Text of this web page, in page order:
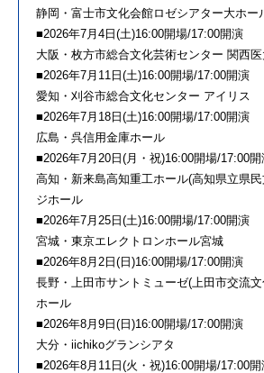
静岡・富士市文化会館ロゼシアター大ホー
■2026年7月4日(土)16:00開場/17:00開演
大阪・枚方市総合文化芸術センター 関西
■2026年7月11日(土)16:00開場/17:00開演
愛知・刈谷市総合文化センター アイリス
■2026年7月18日(土)16:00開場/17:00開演
広島・呉信用金庫ホール
■2026年7月20日(月・祝)16:00開場/17:00開
高知・新来島高知重工ホール(高知県立県
ジホール
■2026年7月25日(土)16:00開場/17:00開演
宮城・東京エレクトロンホール宮城
■2026年8月2日(日)16:00開場/17:00開演
長野・上田市サントミューゼ(上田市交流
ホール
■2026年8月9日(日)16:00開場/17:00開演
大分・iichikoグランシアタ
■2026年8月11日(火・祝)16:00開場/17:00開